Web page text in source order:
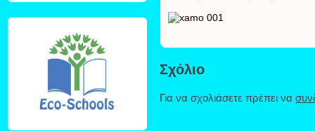
Σχόλιο
Για να σχολιάσετε πρέπει να